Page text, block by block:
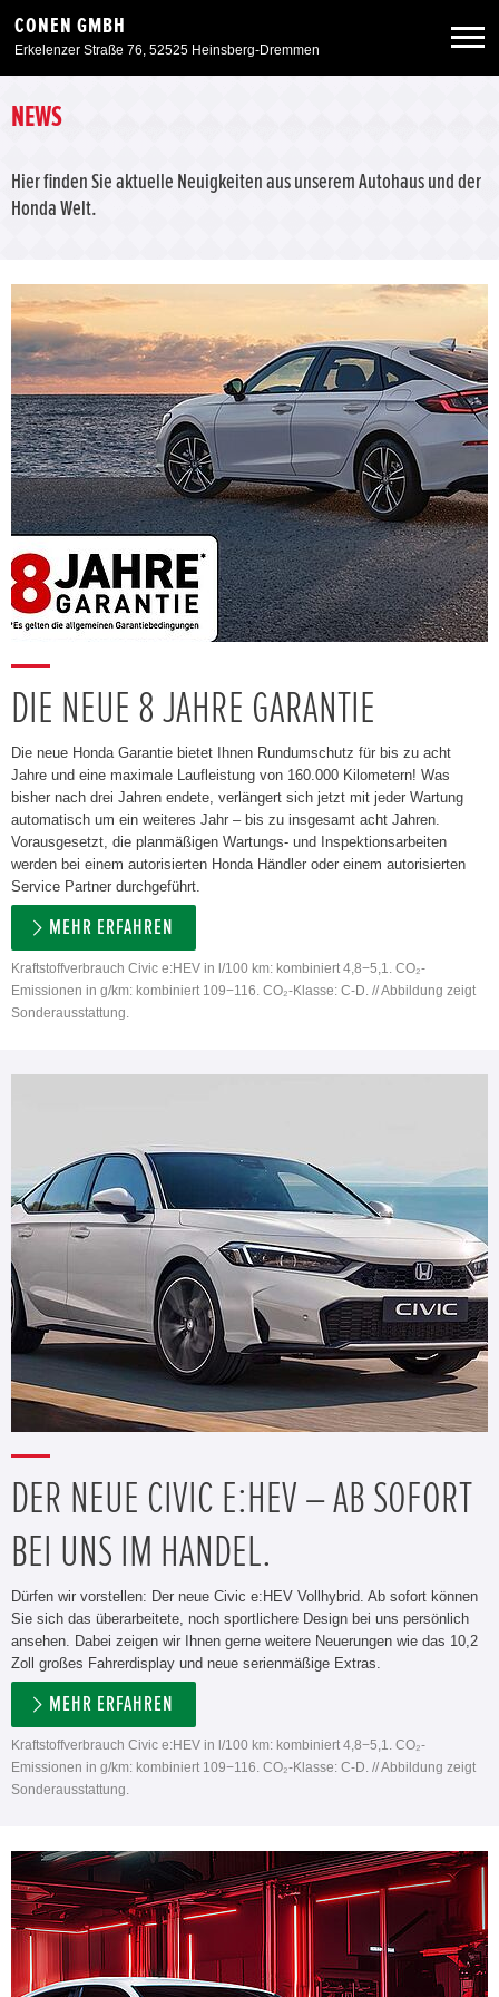
CONEN GMBH
Erkelenzer Straße 76, 52525 Heinsberg-Dremmen
Neuwagen
Gebrauchtwagen
Service & Zubehör
Unser Autohaus
Zurück zur Portalseite
NEWS
Hier finden Sie aktuelle Neuigkeiten aus unserem Autohaus und der
Honda Welt.
DIE NEUE 8 JAHRE GARANTIE
Die neue Honda Garantie bietet Ihnen Rundumschutz für bis zu acht
Jahre und eine maximale Laufleistung von 160.000 Kilometern! Was
bisher nach drei Jahren endete, verlängert sich jetzt mit jeder Wartung
automatisch um ein weiteres Jahr – bis zu insgesamt acht Jahren.
Vorausgesetzt, die planmäßigen Wartungs- und Inspektionsarbeiten
werden bei einem autorisierten Honda Händler oder einem autorisierten
Service Partner durchgeführt.
MEHR ERFAHREN
Kraftstoffverbrauch Civic e:HEV in l/100 km: kombiniert 4,8−5,1. CO₂-
Emissionen in g/km: kombiniert 109−116. CO₂-Klasse: C-D. // Abbildung zeigt
Sonderausstattung.
DER NEUE CIVIC E:HEV – AB SOFORT
BEI UNS IM HANDEL.
Dürfen wir vorstellen: Der neue Civic e:HEV Vollhybrid. Ab sofort können
Sie sich das überarbeitete, noch sportlichere Design bei uns persönlich
ansehen. Dabei zeigen wir Ihnen gerne weitere Neuerungen wie das 10,2
Zoll großes Fahrerdisplay und neue serienmäßige Extras.
MEHR ERFAHREN
Kraftstoffverbrauch Civic e:HEV in l/100 km: kombiniert 4,8−5,1. CO₂-
Emissionen in g/km: kombiniert 109−116. CO₂-Klasse: C-D. // Abbildung zeigt
Sonderausstattung.